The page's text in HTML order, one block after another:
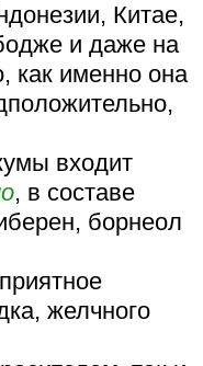
Китае,
и даже на
как именно она
входит
, в составе
борнеол
желчного